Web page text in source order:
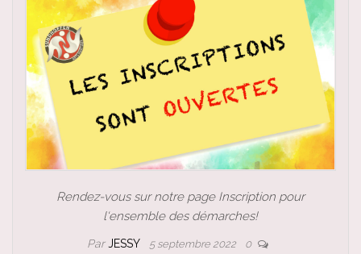
Rendez-vous sur notre page Inscription pour
l‘ensemble des démarches!
ParJESSY 5 septembre 2022 0